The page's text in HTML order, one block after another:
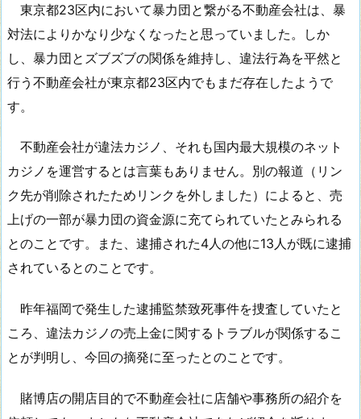
東京都23区内において暴力団と繋がる不動産会社は、暴
対法によりかなり少なくなったと思っていました。しか
し、暴力団とズブズブの関係を維持し、違法行為を平然と
行う不動産会社が東京都23区内でもまだ存在したようで
す。
不動産会社が違法カジノ、それも国内最大規模のネット
カジノを運営するとは言葉もありません。別の報道（リン
ク先が削除されたためリンクを外しました）によると、売
上げの一部が暴力団の資金源に充てられていたとみられる
とのことです。また、逮捕された4人の他に13人が既に逮捕
されているとのことです。
昨年福岡で発生した逮捕監禁致死事件を捜査していたと
ころ、違法カジノの売上金に関するトラブルが関係するこ
とが判明し、今回の摘発に至ったとのことです。
賭博店の開店目的で不動産会社に店舗や事務所の紹介を